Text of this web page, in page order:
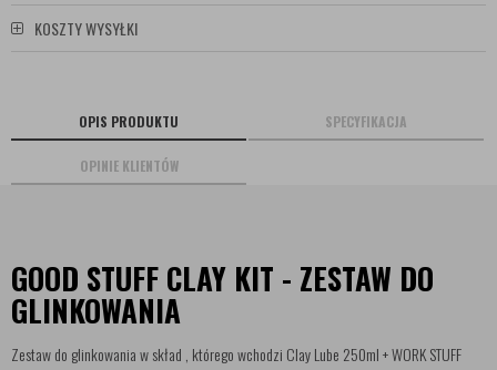
KOSZTY WYSYŁKI
OPIS PRODUKTU SPECYFIKACJA
OPINIE KLIENTÓW
GOOD STUFF CLAY KIT - ZESTAW DO
GLINKOWANIA
Zestaw do glinkowania w skład , którego wchodzi Clay Lube 250ml + WORK STUFF